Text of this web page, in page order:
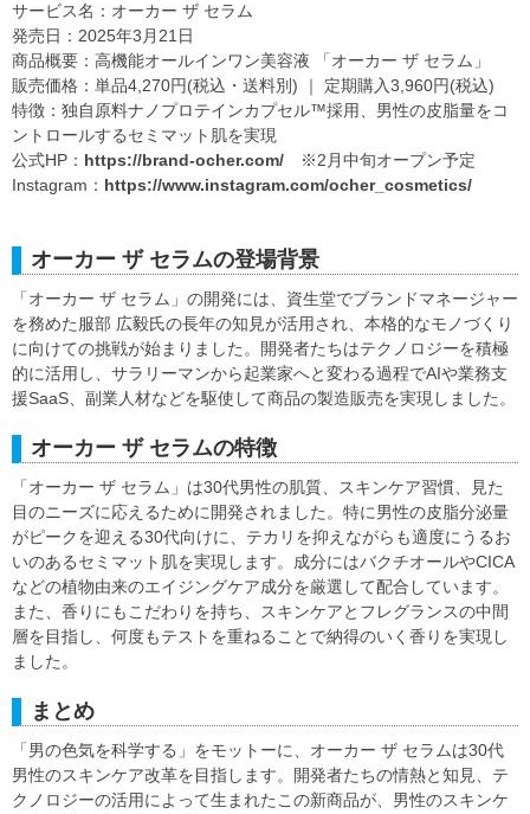
サービス名：オーカー ザ セラム
発売日：2025年3月21日
商品概要：高機能オールインワン美容液 「オーカー ザ セラム」
販売価格：単品4,270円(税込・送料別) ｜ 定期購入3,960円(税込)
特徴：独自原料ナノプロテインカプセル™採用、男性の皮脂量をコ
ントロールするセミマット肌を実現
公式HP： https://brand-ocher.com/ ※2月中旬オープン予定
Instagram： https://www.instagram.com/ocher_cosmetics/
オーカー ザ セラムの登場背景
「オーカー ザ セラム」の開発には、資生堂でブランドマネージャー
を務めた服部 広毅氏の長年の知見が活用され、本格的なモノづくり
に向けての挑戦が始まりました。開発者たちはテクノロジーを積極
的に活用し、サラリーマンから起業家へと変わる過程でAIや業務支
援SaaS、副業人材などを駆使して商品の製造販売を実現しました。
オーカー ザ セラムの特徴
「オーカー ザ セラム」は30代男性の肌質、スキンケア習慣、見た
目のニーズに応えるために開発されました。特に男性の皮脂分泌量
がピークを迎える30代向けに、テカリを抑えながらも適度にうるお
いのあるセミマット肌を実現します。成分にはバクチオールやCICA
などの植物由来のエイジングケア成分を厳選して配合しています。
また、香りにもこだわりを持ち、スキンケアとフレグランスの中間
層を目指し、何度もテストを重ねることで納得のいく香りを実現し
ました。
まとめ
「男の色気を科学する」をモットーに、オーカー ザ セラムは30代
男性のスキンケア改革を目指します。開発者たちの情熱と知見、テ
クノロジーの活用によって生まれたこの新商品が、男性のスキンケ